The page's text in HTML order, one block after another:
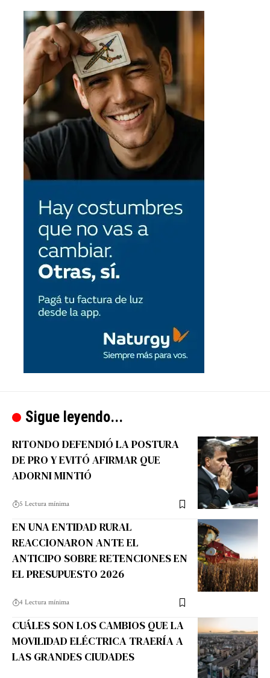
Sigue leyendo...
RITONDO DEFENDIÓ LA POSTURA
DE PRO Y EVITÓ AFIRMAR QUE
ADORNI MINTIÓ
5 Lectura mínima
EN UNA ENTIDAD RURAL
REACCIONARON ANTE EL
ANTICIPO SOBRE RETENCIONES EN
EL PRESUPUESTO 2026
4 Lectura mínima
CUÁLES SON LOS CAMBIOS QUE LA
MOVILIDAD ELÉCTRICA TRAERÍA A
LAS GRANDES CIUDADES